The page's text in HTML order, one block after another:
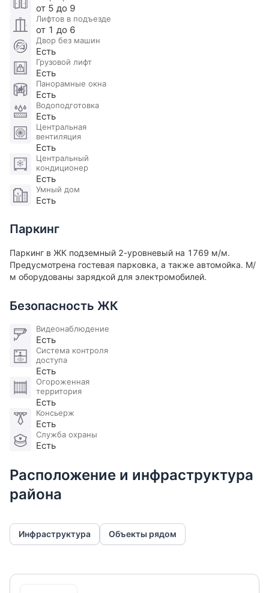
Инфраструктура:
В окружении Сидней Сити хорошо сложившаяся и
разнообразная социальная и коммерческая
инфраструктура.
— 8 муниципальных ДОУ
— 2 ДОУ с изучением английского языка
— 5 муниципальных школ
— 2 музыкальные школы
— 6 спортивных школ
— 5 медицинских учреждений
— ТРЦ «Хорошо!» и «Авиапарк»
— Сетевые фитнес-клубы World Class, X-fit и др.
— 7 крупных природных парков
— Горнолыжные склоны «Лата Трэк», ледовый
дворец и гребной канал «Крылатское». Номер в
от 5 до 9
Лифтов в подъезде
от 1 до 6
Двор без машин
Есть
Грузовой лифт
Есть
Панорамные окна
Есть
Водоподготовка
Есть
Центральная
вентиляция
Есть
Центральный
кондиционер
Есть
Умный дом
Есть
Паркинг
Паркинг в ЖК подземный 2-уровневый на 1769 м/м.
Предусмотрена гостевая парковка, а также автомойка. М/
м оборудованы зарядкой для электромобилей​.
Безопасность ЖК
Видеонаблюдение
Есть
Система контроля
доступа
Есть
Огороженная
территория
Есть
Консьерж
Есть
Служба охраны
Есть
Расположение и инфраструктура
района
Инфраструктура Объекты рядом